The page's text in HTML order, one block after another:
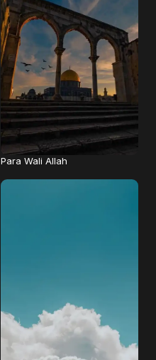
Para Wali Allah